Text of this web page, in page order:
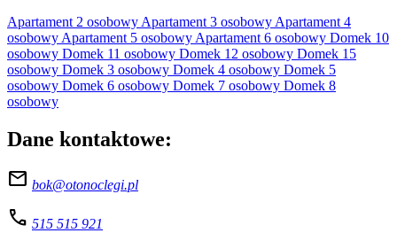
Apartament 2 osobowy Apartament 3 osobowy Apartament 4
osobowy Apartament 5 osobowy Apartament 6 osobowy Domek 10
osobowy Domek 11 osobowy Domek 12 osobowy Domek 15
osobowy Domek 3 osobowy Domek 4 osobowy Domek 5
osobowy Domek 6 osobowy Domek 7 osobowy Domek 8
osobowy
Dane kontaktowe:
mail bok@otonoclegi.pl
call 515 515 921